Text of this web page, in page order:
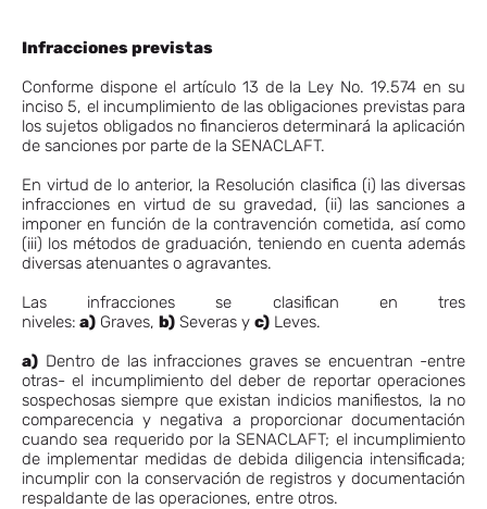
Infracciones previstas
Conforme dispone el artículo 13 de la Ley No. 19.574 en su
inciso 5, el incumplimiento de las obligaciones previstas para
los sujetos obligados no financieros determinará la aplicación
de sanciones por parte de la SENACLAFT.
En virtud de lo anterior, la Resolución clasifica (i) las diversas
infracciones en virtud de su gravedad, (ii) las sanciones a
imponer en función de la contravención cometida, así como
(iii) los métodos de graduación, teniendo en cuenta además
diversas atenuantes o agravantes.
Las infracciones se clasifican en tres
niveles: a) Graves, b) Severas y c) Leves.
a) Dentro de las infracciones graves se encuentran -entre
otras- el incumplimiento del deber de reportar operaciones
sospechosas siempre que existan indicios manifiestos, la no
comparecencia y negativa a proporcionar documentación
cuando sea requerido por la SENACLAFT; el incumplimiento
de implementar medidas de debida diligencia intensificada;
incumplir con la conservación de registros y documentación
respaldante de las operaciones, entre otros.